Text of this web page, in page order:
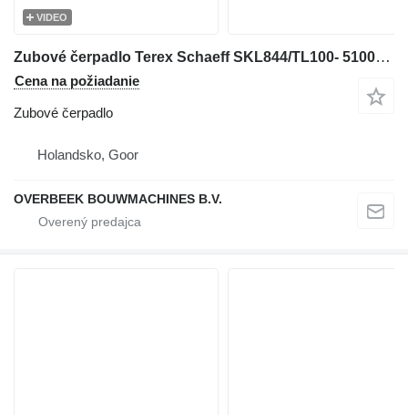
VIDEO
Zubové čerpadlo Terex Schaeff SKL844/TL100- 5100620015 - Gearpump/Zahnradpumpe na kolesového nakladača
Cena na požiadanie
Zubové čerpadlo
Holandsko, Goor
OVERBEEK BOUWMACHINES B.V.